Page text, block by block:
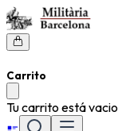
Carrito
Tu carrito está vacio